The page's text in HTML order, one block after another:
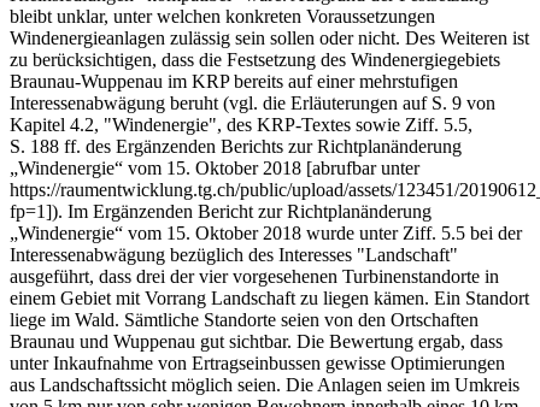
bleibt unklar, unter welchen konkreten Voraussetzungen
Windenergie­anlagen zulässig sein sollen oder nicht. Des Weiteren ist
zu berücksichtigen, dass die Festsetzung des Windenergiegebiets
Braunau-Wuppenau im KRP bereits auf einer mehrstufigen
Interessenabwägung beruht (vgl. die Erläuterungen auf S. 9 von
Kapitel 4.2, "Windenergie", des KRP-Textes sowie Ziff. 5.5,
S. 188 ff. des Ergänzenden Berichts zur Richtplanänderung
„Windenergie“ vom 15. Oktober 2018 [abrufbar unter
https://raumentwicklung.tg.ch/public/upload/assets/123451/
fp=1]). Im Ergänzenden Bericht zur Richtplanänderung
„Windenergie“ vom 15. Oktober 2018 wurde unter Ziff. 5.5 bei der
Interessenabwägung bezüglich des Interesses "Landschaft"
ausgeführt, dass drei der vier vorgesehenen Turbinenstandorte in
einem Gebiet mit Vorrang Landschaft zu liegen kämen. Ein Standort
liege im Wald. Sämtliche Standorte seien von den Ortschaften
Braunau und Wuppenau gut sichtbar. Die Bewertung ergab, dass
unter Inkaufnahme von Ertragseinbussen gewisse Optimierungen
aus Landschaftssicht möglich seien. Die Anlagen seien im Umkreis